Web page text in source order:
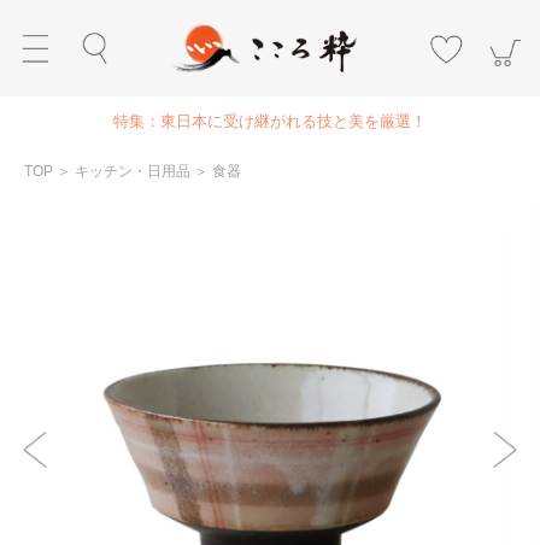
特集：東日本に受け継がれる技と美を厳選！
TOP ＞ キッチン・日用品 ＞ 食器